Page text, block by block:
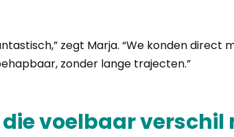
zegt Marja. “We konden direct
zonder lange trajecten.”
voelbaar verschil